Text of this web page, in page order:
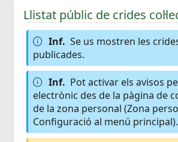
Llistat públic de crides
Inf. Se us mostren les
publicades.
Inf. Pot activar els avisos
electrònic des de la pàgina de
de la zona personal (Zona
Configuració al menú principal).